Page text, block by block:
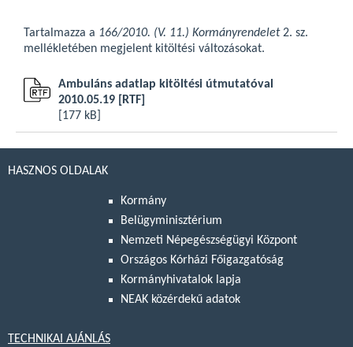
Tartalmazza a 166/2010. (V. 11.) Kormányrendelet2. sz.
mellékletében megjelent kitöltési változásokat.
Ambuláns adatlap kitöltési útmutatóval
2010.05.19
[RTF]
[177 kB]
HASZNOS OLDALAK
Kormány
Belügyminisztérium
Nemzeti Népegészségügyi Központ
Országos Kórházi Főigazgatóság
Kormányhivatalok lapja
NEAK közérdekű adatok
TECHNIKAI AJÁNLÁS